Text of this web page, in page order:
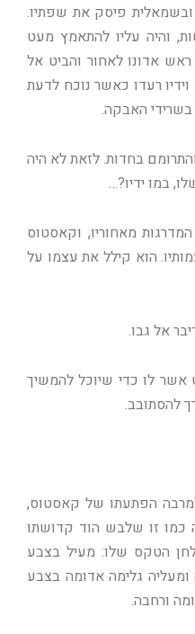
ובשמאלית פיסק את שפתיו.
והיה עליו להתאמץ מעט
אדונו לאחור והביט אל
רעדו כאשר נוכח לדעת
בשרידי האבקה.
בחדות. לזאת לא היה
במו ידיו?…
מאחוריו, וקאסטוס
הוא קילל את עצמו על
אל גבו.
לו כדי שיוכל להמשיך
להסתובב.
הפתעתו של קאסטוס,
זו שלבש הוד קדושתו
הטקס שלו: מעיל בצבע
גלימה אדומה בצבע
ורחבה.